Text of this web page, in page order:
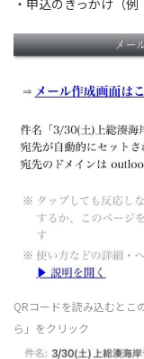
・申込のきっかけ（
QRコードを読み込むとこ
ら」をクリック